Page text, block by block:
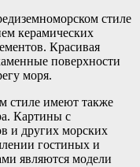
стиле
керамических
Красивая
поверхности
моря.
стиле имеют также
Картины с
и других морских
гостиных и
являются модели